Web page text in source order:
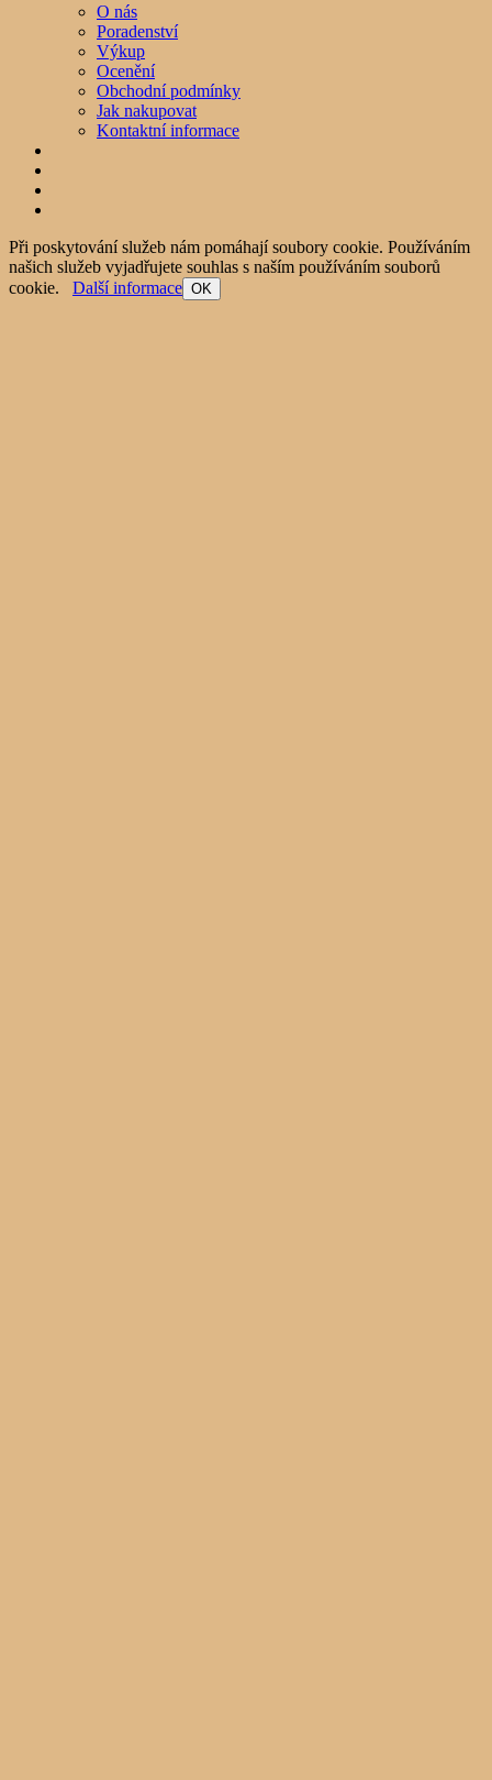
O nás
Poradenství
Výkup
Ocenění
Obchodní podmínky
Jak nakupovat
Kontaktní informace
Při poskytování služeb nám pomáhají soubory cookie. Používáním
našich služeb vyjadřujete souhlas s naším používáním souborů
cookie. Další informace